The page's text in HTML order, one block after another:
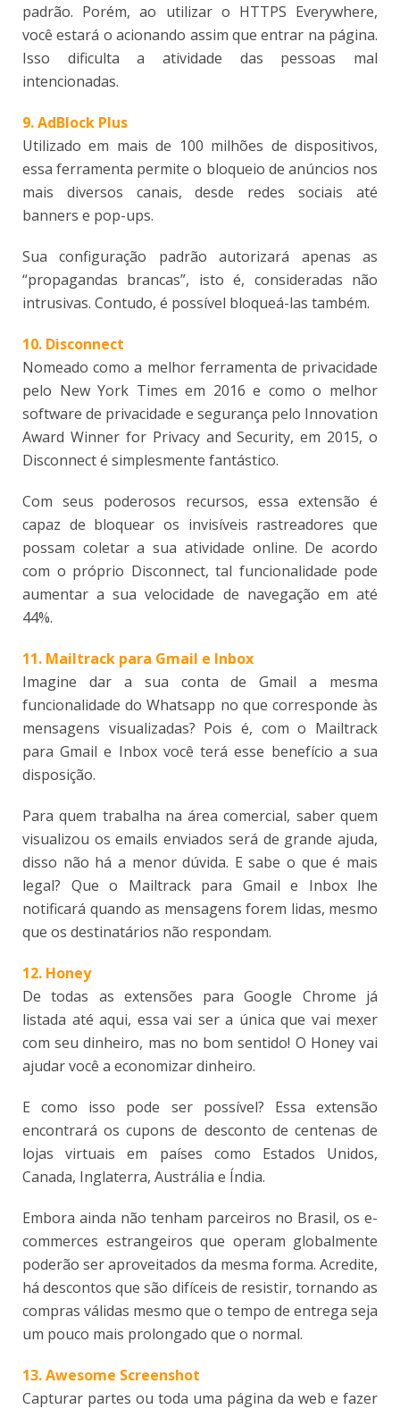
padrão. Porém, ao utilizar o HTTPS Everywhere,
você estará o acionando assim que entrar na página.
Isso dificulta a atividade das pessoas mal
intencionadas.
9. AdBlock Plus
Utilizado em mais de 100 milhões de dispositivos,
essa ferramenta permite o bloqueio de anúncios nos
mais diversos canais, desde redes sociais até
banners e pop-ups.
Sua configuração padrão autorizará apenas as
“propagandas brancas”, isto é, consideradas não
intrusivas. Contudo, é possível bloqueá-las também.
10. Disconnect
Nomeado como a melhor ferramenta de privacidade
pelo New York Times em 2016 e como o melhor
software de privacidade e segurança pelo Innovation
Award Winner for Privacy and Security, em 2015, o
Disconnect é simplesmente fantástico.
Com seus poderosos recursos, essa extensão é
capaz de bloquear os invisíveis rastreadores que
possam coletar a sua atividade online. De acordo
com o próprio Disconnect, tal funcionalidade pode
aumentar a sua velocidade de navegação em até
44%.
11. Mailtrack para Gmail e Inbox
Imagine dar a sua conta de Gmail a mesma
funcionalidade do Whatsapp no que corresponde às
mensagens visualizadas? Pois é, com o Mailtrack
para Gmail e Inbox você terá esse benefício a sua
disposição.
Para quem trabalha na área comercial, saber quem
visualizou os emails enviados será de grande ajuda,
disso não há a menor dúvida. E sabe o que é mais
legal? Que o Mailtrack para Gmail e Inbox lhe
notificará quando as mensagens forem lidas, mesmo
que os destinatários não respondam.
12. Honey
De todas as extensões para Google Chrome já
listada até aqui, essa vai ser a única que vai mexer
com seu dinheiro, mas no bom sentido! O Honey vai
ajudar você a economizar dinheiro.
E como isso pode ser possível? Essa extensão
encontrará os cupons de desconto de centenas de
lojas virtuais em países como Estados Unidos,
Canada, Inglaterra, Austrália e Índia.
Embora ainda não tenham parceiros no Brasil, os e-
commerces estrangeiros que operam globalmente
poderão ser aproveitados da mesma forma. Acredite,
há descontos que são difíceis de resistir, tornando as
compras válidas mesmo que o tempo de entrega seja
um pouco mais prolongado que o normal.
13. Awesome Screenshot
Capturar partes ou toda uma página da web e fazer